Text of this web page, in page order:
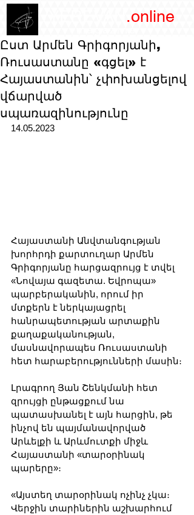
.online
Ըստ Արմեն Գրիգորյանի,
Ռուսաստանը «գցել» է
Հայաստանին՝ չփոխանցելով
վճարված
սպառազինությունը
14.05.2023
Հայաստանի Անվտանգության
խորհրդի քարտուղար Արմեն
Գրիգորյանը հարցազրույց է տվել
«Նովայա գազետա. Եվրոպա»
պարբերականին, որում իր
մտքերն է ներկայացրել
հանրապետության արտաքին
քաղաքականության,
մասնավորապես Ռուսաստանի
հետ հարաբերությունների մասին։
Լրագրող Յան Շենկմանի հետ
զրույցի ընթացքում նա
պատասխանել է այն հարցին, թե
ինչով են պայմանավորված
Արևելքի և Արևմուտքի միջև
Հայաստանի «տարօրինակ
պարերը»։
«Այստեղ տարօրինակ ոչինչ չկա։
Վերջին տարիներին աշխարհում